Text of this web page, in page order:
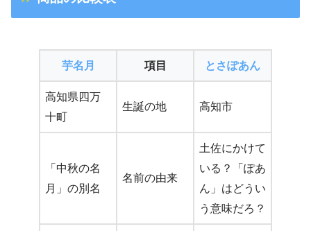
芋名月 項目 とさぽあん
高知県四万
十町
生誕の地 高知市
「中秋の名
月」の別名
名前の由来
土佐にかけて
いる？「ぽあ
ん」はどうい
う意味だろ？